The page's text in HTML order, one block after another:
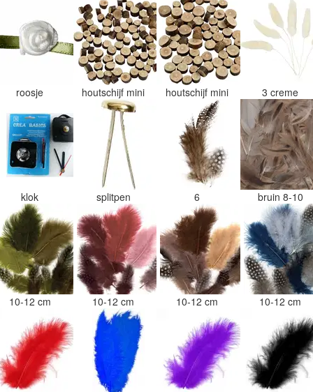
roosje houtschijf mini houtschijf mini 3 creme
klok splitpen 6 bruin 8-10
10-12 cm 10-12 cm 10-12 cm 10-12 cm